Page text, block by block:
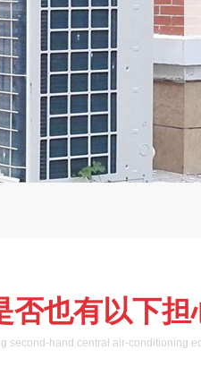
否也有以下担
second-hand central air-conditioning